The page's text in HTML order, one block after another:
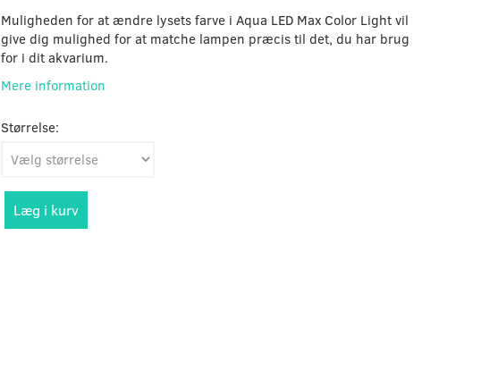
Muligheden for at ændre lysets farve i Aqua LED Max Color Light vil
give dig mulighed for at matche lampen præcis til det, du har brug
for i dit akvarium.
Mere information
Størrelse:
Læg i kurv